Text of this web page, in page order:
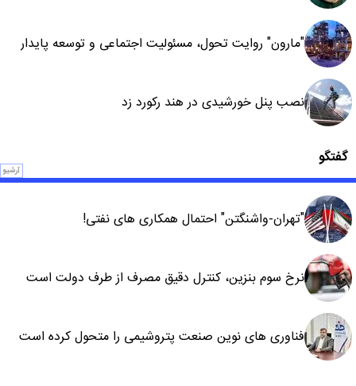
"مارون" روایت تحول، مسئولیت اجتماعی و توسعه پایدار
نصب پنل خورشیدی در هند رکورد زد
گفتگو
آرشیو
"تهران-واشنگتن" احتمال همکاری های نفتی!
نرخ سوم بنزین، کنترل دقیق مصرف از طرف دولت است
فناوری های نوین صنعت پتروشیمی را متحول کرده است